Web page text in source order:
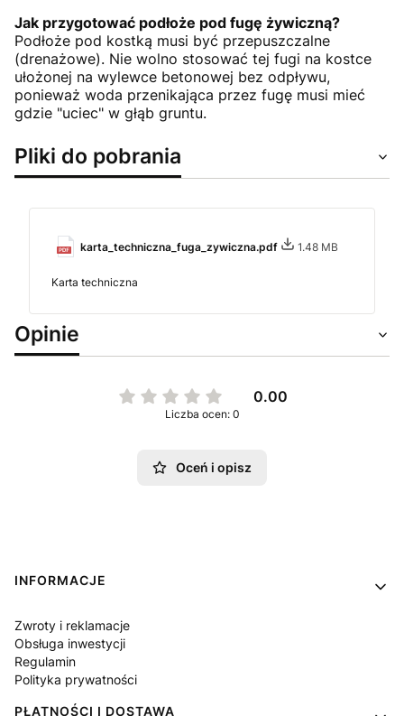
Jak przygotować podłoże pod fugę żywiczną?
Podłoże pod kostką musi być przepuszczalne
(drenażowe). Nie wolno stosować tej fugi na kostce
ułożonej na wylewce betonowej bez odpływu,
ponieważ woda przenikająca przez fugę musi mieć
gdzie "uciec" w głąb gruntu.
Pliki do pobrania
karta_techniczna_fuga_zywiczna.pdf 1.48 MB
Karta techniczna
Opinie
0.00
Liczba ocen: 0
Oceń i opisz
Linki w stopce
INFORMACJE
Zwroty i reklamacje
Obsługa inwestycji
Regulamin
Polityka prywatności
PŁATNOŚCI I DOSTAWA